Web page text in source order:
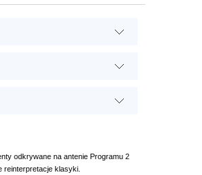
odkrywane na antenie Programu 2
reinterpretacje klasyki.